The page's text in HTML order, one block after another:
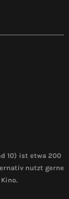
10) ist etwa 200
nutzt gerne